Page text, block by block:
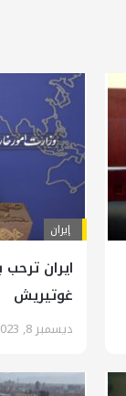
إيران
غوتيريش
ديسمبر 8, 2023